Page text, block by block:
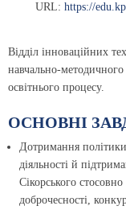
URL: https://
Відділ інноваційних
навчально-методичного
освітнього процесу.
ОСНОВНІ
Дотримання
діяльності й
Сікорського
доброчесності,